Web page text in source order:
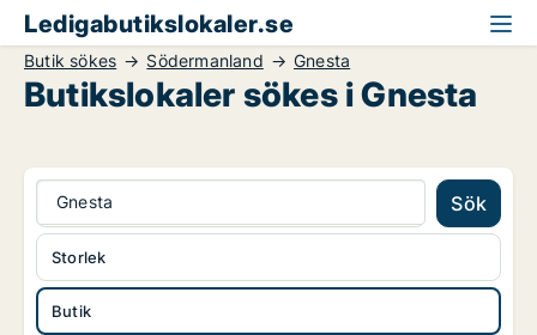
Ledigabutikslokaler.se
Butik sökes Södermanland Gnesta
Butikslokaler sökes i Gnesta
Gnesta Sök
Butik
Storlek